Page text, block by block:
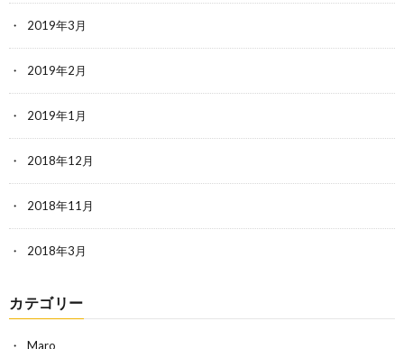
2019年3月
2019年2月
2019年1月
2018年12月
2018年11月
2018年3月
カテゴリー
Maro